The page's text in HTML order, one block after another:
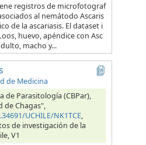
registros de microfotograf
al nemátodo Ascaris
de la ascariasis. El dataset i
huevo, apéndice con Asc
macho y...
de Medicina
de Parasitología (CBPar),
de Chagas",
UCHILE/NK1TCE,
de investigación de la
V1